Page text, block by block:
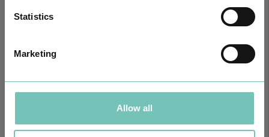
Statistics
Marketing
Allow all